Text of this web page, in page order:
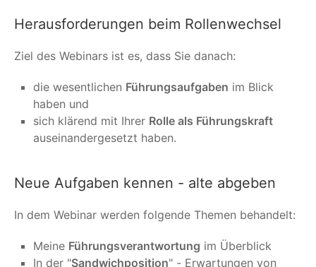
Herausforderungen beim Rollenwechsel
Ziel des Webinars ist es, dass Sie danach:
die wesentlichen Führungsaufgaben im Blick
haben und
sich klärend mit Ihrer Rolle als Führungskraft
auseinandergesetzt haben.
Neue Aufgaben kennen - alte abgeben
In dem Webinar werden folgende Themen behandelt:
Meine Führungsverantwortung im Überblick
In der "Sandwichposition" - Erwartungen von